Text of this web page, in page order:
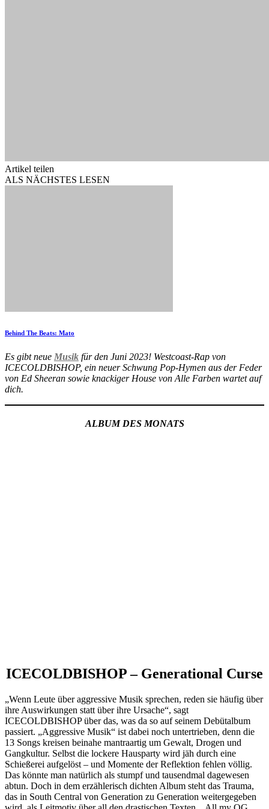
Artikel teilen
ALS NÄCHSTES LESEN
Behind The Beats: Mato
Es gibt neue Musik für den Juni 2023! Westcoast-Rap von
ICECOLDBISHOP, ein neuer Schwung Pop-Hymen aus der Feder
von Ed Sheeran sowie knackiger House von Alle Farben wartet auf
dich.
ALBUM DES MONATS
ICECOLDBISHOP – Generational Curse
„Wenn Leute über aggressive Musik sprechen, reden sie häufig über
ihre Auswirkungen statt über ihre Ursache“, sagt
ICECOLDBISHOP über das, was da so auf seinem Debütalbum
passiert. „Aggressive Musik“ ist dabei noch untertrieben, denn die
13 Songs kreisen beinahe mantraartig um Gewalt, Drogen und
Gangkultur. Selbst die lockere Hausparty wird jäh durch eine
Schießerei aufgelöst – und Momente der Reflektion fehlen völlig.
Das könnte man natürlich als stumpf und tausendmal dagewesen
abtun. Doch in dem erzählerisch dichten Album steht das Trauma,
das in South Central von Generation zu Generation weitergegeben